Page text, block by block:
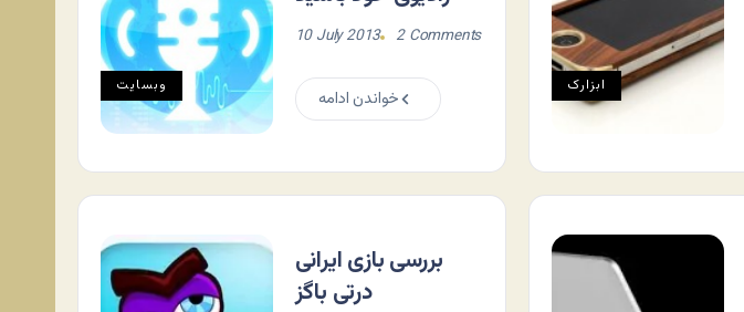
وبسایت
10 July 2013 2 Comments
خواندن ادامه
ابزارک
بررسی بازی ایرانی
درتی باگز